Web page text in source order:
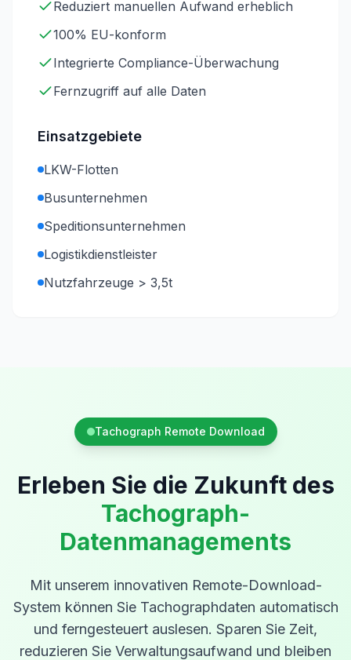
Reduziert manuellen Aufwand erheblich
100% EU-konform
Integrierte Compliance-Überwachung
Fernzugriff auf alle Daten
Einsatzgebiete
LKW-Flotten
Busunternehmen
Speditionsunternehmen
Logistikdienstleister
Nutzfahrzeuge > 3,5t
Tachograph Remote Download
Erleben Sie die Zukunft des
Tachograph-
Datenmanagements
Mit unserem innovativen Remote-Download-
System können Sie Tachographdaten automatisch
und ferngesteuert auslesen. Sparen Sie Zeit,
reduzieren Sie Verwaltungsaufwand und bleiben